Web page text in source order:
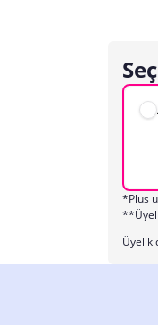
*Plus
Üyelik